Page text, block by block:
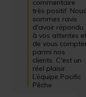
commentaire
très positif.
sommes ravis
d'avoir répondu
à vos attentes
de vous
parmi nos
clients. C'est un
réel plaisir.
L’équipe Pacific
Pêche